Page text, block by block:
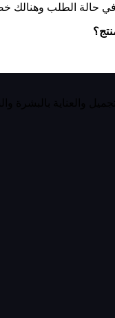
في حالة الطلب